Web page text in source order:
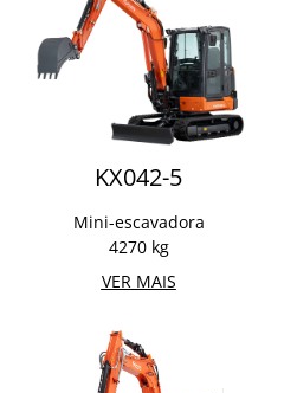
KX042-5
Mini-escavadora
4270 kg
VER MAIS